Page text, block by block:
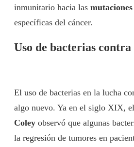
inmunitario hacia las
específicas del cáncer.
Uso de bacterias
El uso de bacterias en la lucha
algo nuevo. Ya en el siglo XIX,
Coley observó que algunas
la regresión de tumores en